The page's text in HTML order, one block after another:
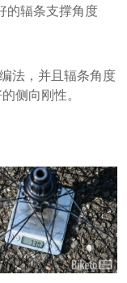
的辐条支撑角度
法，并且辐条角度
侧向刚性。